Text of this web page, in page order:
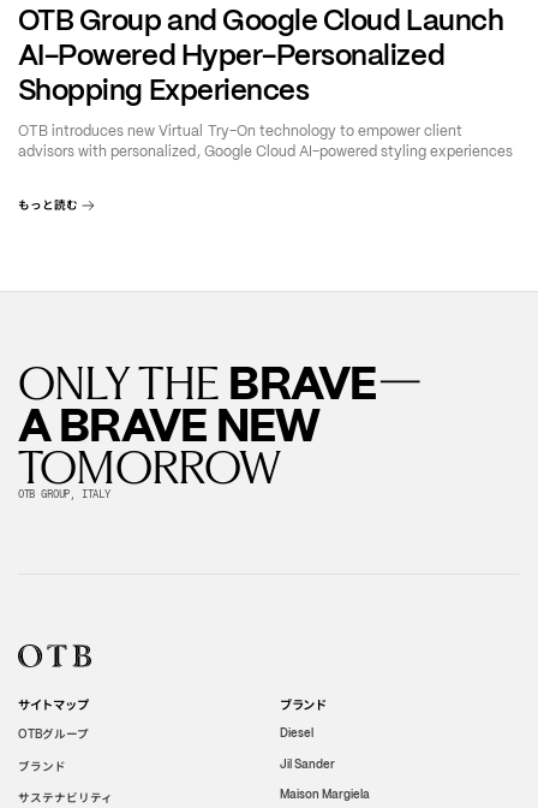
OTB Group and Google Cloud Launch
AI-Powered Hyper-Personalized
Shopping Experiences
OTB introduces new Virtual Try-On technology to empower client
advisors with personalized, Google Cloud AI-powered styling experiences
もっと読む
ONLY THE BRAVE—
A BRAVE NEW
TOMORROW
OTB GROUP, ITALY
サイトマップ
OTBグループ
ブランド
サステナビリティ
ブランド
Diesel
Jil Sander
Maison Margiela